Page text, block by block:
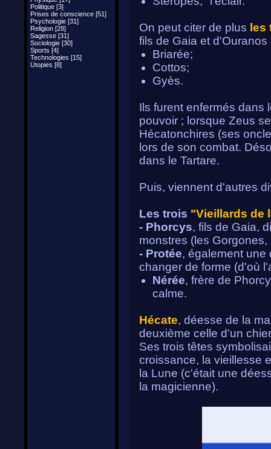
Politique [3]
Prises de conscience [51]
Psychologie [31]
Religion [28]
Sagesse [31]
Sociologie [30]
Sports [4]
Technologies [15]
Utopies [8]
On peut citer de plus
fils de Gaia et d'Ouranos
Briarée;
Cottos;
Gyès.
Ils furent enfermés dans
pouvoir ; lorsque Zeus
Hécatonchires (ses
lors de son combat.
dans le Tartare.
Puis, viennent d'autres
Les trois "Vieillards de
- Phorcys, fils de Gaia,
monstres (les
- Protée, également une
changer de forme (d'où
Nérée, frère de
calme.
Hécate, déesse de la
deuxième celle d'un
Ses trois têtes
croissance, la vieillesse
la Lune (c'était une
la magicienne).